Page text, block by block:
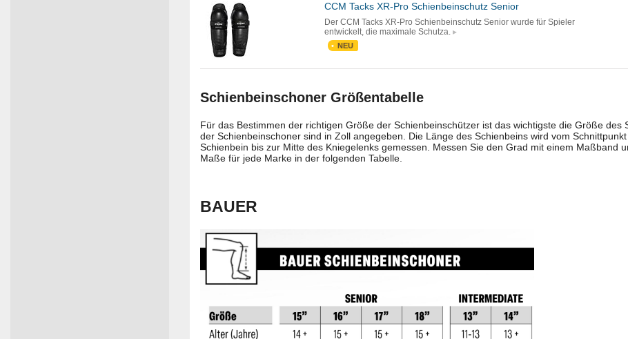
CCM Tacks XR-Pro Schienbeinschutz Senior
Der CCM Tacks XR-Pro Schienbeinschutz Senior wurde für Spieler
entwickelt, die maximale Schutza.
NEU
Schienbeinschoner Größentabelle
Für das Bestimmen der richtigen Größe der Schienbeinschützer ist das wichtigste die Größe des
der Schienbeinschoner sind in Zoll angegeben. Die Länge des Schienbeins wird vom
Schienbein bis zur Mitte des Kniegelenks gemessen. Messen Sie den Grad mit einem Maßband
Maße für jede Marke in der folgenden Tabelle.
BAUER